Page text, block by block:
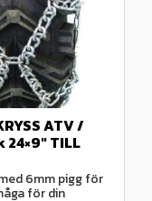
ATV /
TILL
6mm pigg för
för din